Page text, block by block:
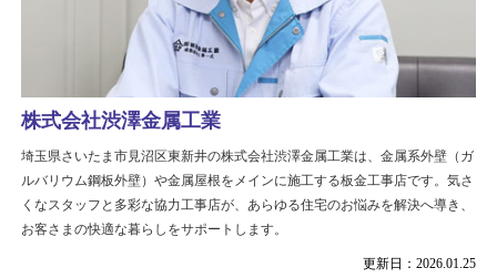
更新日：2026.01.25
株式会社渋澤金属工業
埼玉県さいたま市見沼区東新井の株式会社渋澤金属工業は、金属系外壁（ガ
ルバリウム鋼板外壁）や金属屋根をメインに施工する板金工事店です。気さ
くなスタッフと多彩な協力工事店が、あらゆる住宅のお悩みを解決へ導き、
お客さまの快適な暮らしをサポートします。